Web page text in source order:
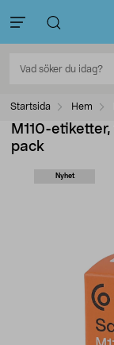
Startsida Hem
M110-
pack
Nyhet